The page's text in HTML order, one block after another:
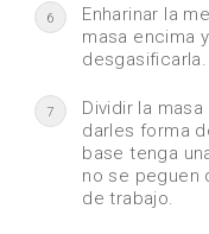
6
Enharinar la
masa encima
desgasificarla.
7
Dividir la
darles forma
base tenga
no se peguen
de trabajo.